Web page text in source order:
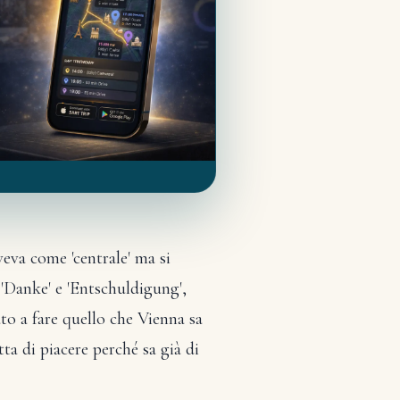
come 'centrale' ma si
e 'Entschuldigung',
a fare quello che Vienna sa
di piacere perché sa già di